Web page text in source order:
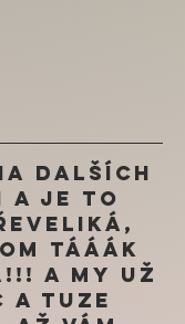
dalších
a je to
TÁÁÁK
A my už
a tuze